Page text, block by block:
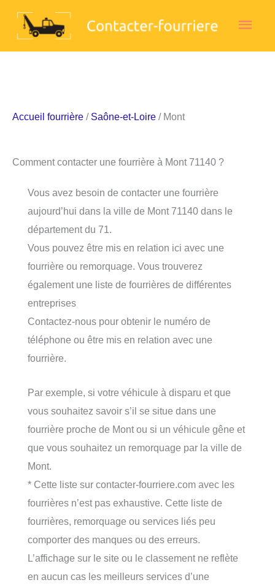
Accueil fourrière / Saône-et-Loire / Mont
Comment contacter une fourrière à Mont 71140 ?
Vous avez besoin de contacter une fourrière
aujourd’hui dans la ville de Mont 71140 dans le
département du 71.
Vous pouvez être mis en relation ici avec une
fourrière ou remorquage. Vous trouverez
également une liste de fourrières de différentes
entreprises
Contactez-nous pour obtenir le numéro de
téléphone ou être mis en relation avec une
fourrière.
Par exemple, si votre véhicule à disparu et que
vous souhaitez savoir s’il se situe dans une
fourrière proche de Mont ou si un véhicule gêne et
que vous souhaitez un remorquage par la ville de
Mont.
* Cette liste sur contacter-fourriere.com avec les
fourrières n’est pas exhaustive. Cette liste de
fourrières, remorquage ou services liés peu
comporter des manques ou des erreurs.
L’affichage sur le site ou le classement ne reflète
en aucun cas les meilleurs services d’une